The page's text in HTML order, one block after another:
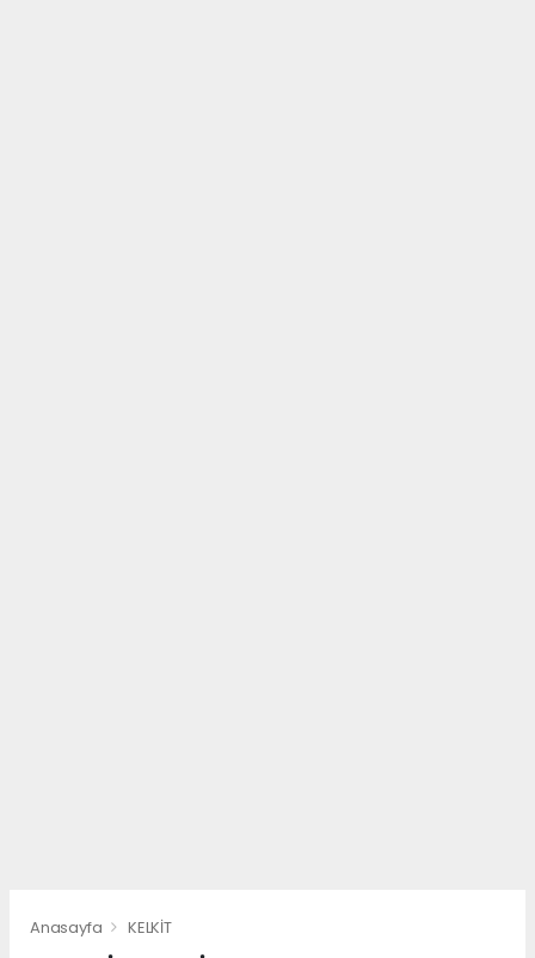
Anasayfa KELKİT